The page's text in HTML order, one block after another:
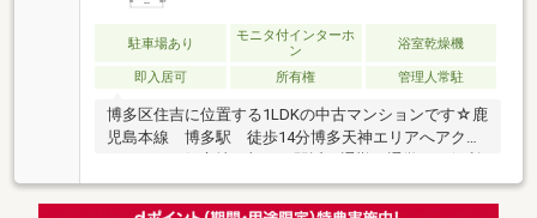
の固定費が抑えられており、駐車場も月1万円とエリ
ア内では低廉。長期的な居住コストでメリットがあり
駐車場あり
モニタ付インターホ
ン
浴室乾燥機
即入居可 所有権 管理人常駐
博多区住吉に位置する1LDKの中古マンションです☆鹿
児島本線 博多駅 徒歩14分博多天神エリアへアクセ
な物件です☆室内はリフォーム済みで、水回りも含め
て綺麗に整っており、すぐに快適な新生活をスタート